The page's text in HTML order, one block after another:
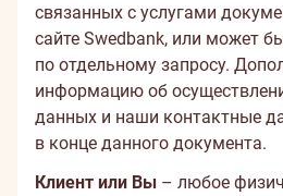
связанных с услугами
сайте Swedbank, или может
по отдельному запросу.
информацию об
данных и наши контактные
в конце данного документа.
Клиент или Вы – любое